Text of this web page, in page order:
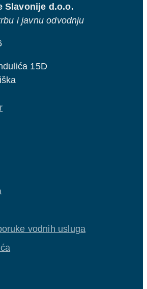
Slavonije d.o.o.
i javnu odvodnju
15D
vodnih usluga